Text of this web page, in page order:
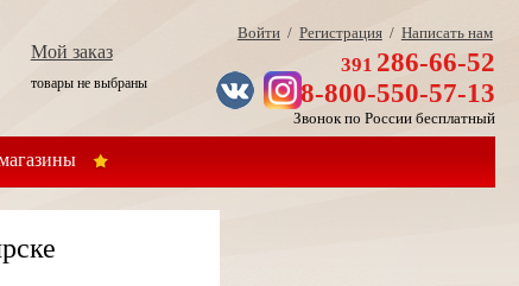
Мой заказ
товары не выбраны
Войти/ Регистрация/ Написать нам
391 286-66-52
8-800-550-57-13
Звонок по России бесплатный